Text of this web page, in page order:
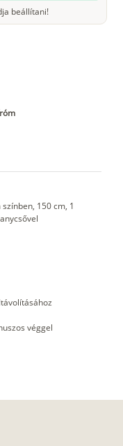
beállítani!
150 cm, 1
véggel